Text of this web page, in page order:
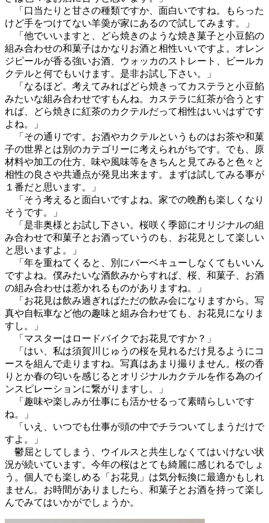
「口当たりと甘さの種類ですか、面白いですね。もらった
けど手をつけてない羊羮が家にあるので試してみます。」
「他でいいますと、どら焼きのような焼き菓子と小豆餡の
組み合わせの和菓子はかなりお酒と相性いいですよ。オレン
ジピールが香る強いお酒、ウォッカのストレート、ビールカ
クテルと何でもいけます。是非お試し下さい。」
「なるほど。考えてみればどら焼きってカステラと小豆餡
みたいな組み合わせですもんね。カステラに紅茶が合うとす
れば、どら焼きに紅茶のカクテルだって相性はいいはずです
よね。」
「その通りです。お酒やカクテルというものはお茶や和菓
子の世界とは別のカテゴリーに考えられがちです。でも、原
材料や加工の仕方、味や風味等をきちんと見てみると色々と
相性の良さや共通点が発見出来ます。まずは試してみる事が
１番だと思います。」
「そう考えると面白いですよね。家での晩酌も楽しくなり
そうです。」
「是非奥様とお試し下さい。桜咲く季節にオリジナルの組
み合わせで和菓子とお酒っていうのも、お花見として楽しい
と思いますよ。」
「年を重ねてくると、別にバーベキューしなくてもいいん
ですよね。僕みたいな酒飲みからすれば、桜、和菓子、お酒
の組み合わせは惹かれるものがありますね。」
「お花見は飲み過ぎればただの飲み会になりますから。写
真や自転車など他の趣味と組み合わせても、お花見になりま
すし。」
「マスターはロードバイクでお花見ですか？」
「はい、私は須賀川じゅうの桜を見れるだけ見るようにコ
ースを組んで走りますね。写真はあまり撮りません。桜の香
りとか春の匂いを感じるとオリジナルカクテルを作る為のイ
ンスピレーションに繋がりますし。」
「趣味や楽しみが仕事にも活かせるって素晴らしいです
ね。」
「いえ、いつでも仕事が頭の中でチラついてしまうだけで
すよ。」
鬱屈としてしまう、ウイルスと共生しなくてはいけない状
況が続いています。今年の桜はとても綺麗に感じれるでしょ
う。個人でも楽しめる「お花見」は気分転換に最適かもしれ
ません。お時間がありましたら、和菓子とお酒を持って楽し
んでみてはいかがでしょうか。